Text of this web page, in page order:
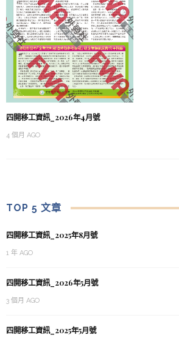
四開移工資訊_2026年4月號
4 個月 AGO
TOP 5 文章
四開移工資訊_2025年8月號
1 年 AGO
四開移工資訊_2026年5月號
3 個月 AGO
四開移工資訊_2025年5月號